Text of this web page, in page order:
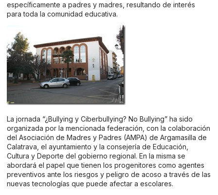
específicamente a padres y madres, resultando de interés
para toda la comunidad educativa.
La jornada “¿Bullying y Ciberbullying? No Bullying” ha sido
organizada por la mencionada federación, con la colaboración
del Asociación de Madres y Padres (AMPA) de Argamasilla de
Calatrava, el ayuntamiento y la consejería de Educación,
Cultura y Deporte del gobierno regional. En la misma se
abordará el papel que tienen los progenitores como agentes
preventivos ante los riesgos y peligro de acoso a través de las
nuevas tecnologías que puede afectar a escolares.